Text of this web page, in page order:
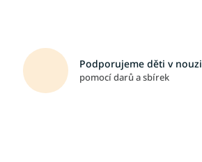
Podporujeme děti v nouzi
pomocí darů a sbírek